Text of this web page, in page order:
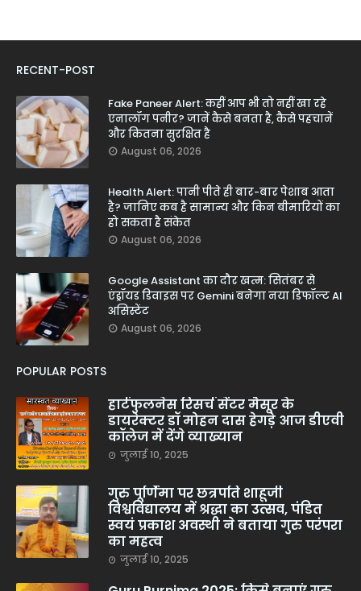
RECENT-POST
Fake Paneer Alert: कहीं आप भी तो नहीं खा रहे
एनालॉग पनीर? जानें कैसे बनता है, कैसे पहचानें
और कितना सुरक्षित है
August 06, 2026
Health Alert: पानी पीते ही बार-बार पेशाब आता
है? जानिए कब है सामान्य और किन बीमारियों का
हो सकता है संकेत
August 06, 2026
Google Assistant का दौर खत्म: सितंबर से
एंड्रॉयड डिवाइस पर Gemini बनेगा नया डिफॉल्ट AI
असिस्टेंट
August 06, 2026
POPULAR POSTS
हार्टफुलनेस रिसर्च सेंटर मैसूर के
डायरेक्टर डॉ मोहन दास हेगड़े आज डीएवी
कॉलेज में देंगे व्याख्यान
जुलाई 10, 2025
गुरु पूर्णिमा पर छत्रपति शाहूजी
विश्वविद्यालय में श्रद्धा का उत्सव, पंडित
स्वयं प्रकाश अवस्थी ने बताया गुरु परंपरा
का महत्व
जुलाई 10, 2025